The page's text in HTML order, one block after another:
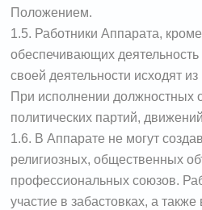
Положением.
1.5. Работники Аппарата,
обеспечивающих
своей деятельности исходят
При исполнении должностных
политических партий,
1.6. В Аппарате не могут
религиозных, общественных
профессиональных союзов.
участие в забастовках, а